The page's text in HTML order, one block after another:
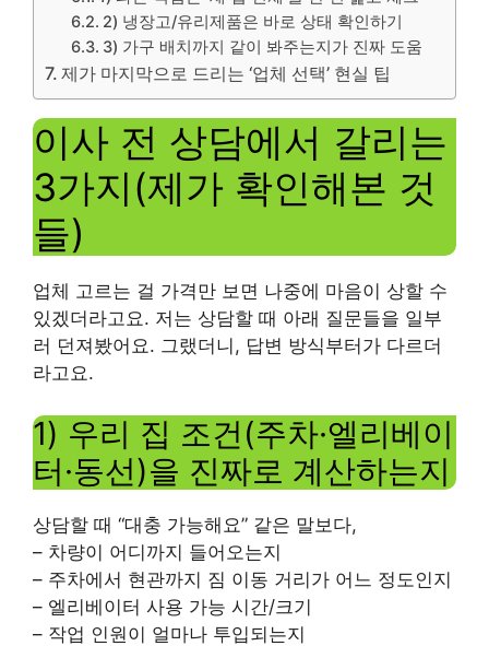
2) 냉장고/유리제품은 바로 상태 확인하기
3) 가구 배치까지 같이 봐주는지가 진짜 도움
제가 마지막으로 드리는 ‘업체 선택’ 현실 팁
이사 전 상담에서 갈리는
3가지(제가 확인해본 것
들)
업체 고르는 걸 가격만 보면 나중에 마음이 상할 수
있겠더라고요. 저는 상담할 때 아래 질문들을 일부
러 던져봤어요. 그랬더니, 답변 방식부터가 다르더
라고요.
1) 우리 집 조건(주차·엘리베이
터·동선)을 진짜로 계산하는지
상담할 때 “대충 가능해요” 같은 말보다,
– 차량이 어디까지 들어오는지
– 주차에서 현관까지 짐 이동 거리가 어느 정도인지
– 엘리베이터 사용 가능 시간/크기
– 작업 인원이 얼마나 투입되는지